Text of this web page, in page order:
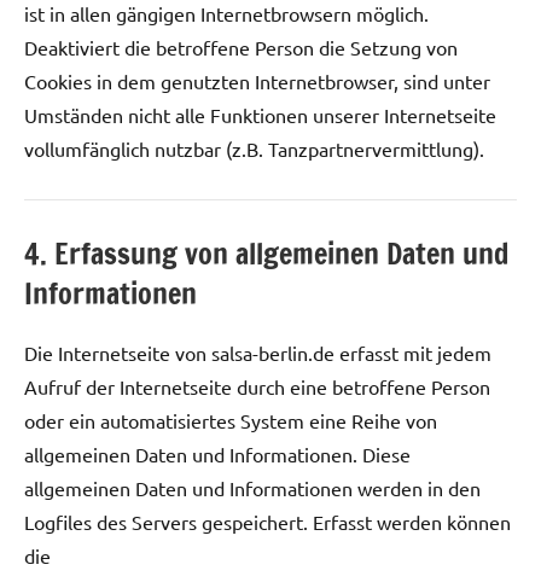
ist in allen gängigen Internetbrowsern möglich.
Deaktiviert die betroffene Person die Setzung von
Cookies in dem genutzten Internetbrowser, sind unter
Umständen nicht alle Funktionen unserer Internetseite
vollumfänglich nutzbar (z.B. Tanzpartnervermittlung).
4. Erfassung von allgemeinen Daten und
Informationen
Die Internetseite von salsa-berlin.de erfasst mit jedem
Aufruf der Internetseite durch eine betroffene Person
oder ein automatisiertes System eine Reihe von
allgemeinen Daten und Informationen. Diese
allgemeinen Daten und Informationen werden in den
Logfiles des Servers gespeichert. Erfasst werden können
die